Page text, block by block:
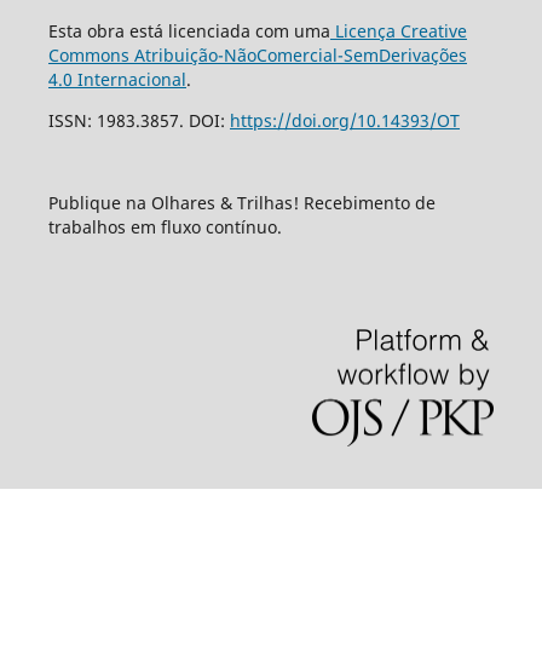
Esta obra está licenciada com uma Licença Creative
Commons Atribuição-NãoComercial-SemDerivações
4.0 Internacional.
ISSN: 1983.3857. DOI: https://doi.org/10.14393/OT
Publique na Olhares & Trilhas! Recebimento de
trabalhos em fluxo contínuo.